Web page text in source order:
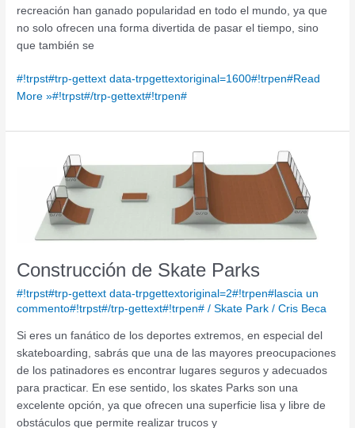
recreación han ganado popularidad en todo el mundo, ya que
no solo ofrecen una forma divertida de pasar el tiempo, sino
que también se
#!trpst#trp-gettext data-trpgettextoriginal=1600#!trpen#Read
More »#!trpst#/trp-gettext#!trpen#
Construcción de Skate Parks
#!trpst#trp-gettext data-trpgettextoriginal=2#!trpen#lascia un
commento#!trpst#/trp-gettext#!trpen# /Skate Park /Cris Beca
Si eres un fanático de los deportes extremos, en especial del
skateboarding, sabrás que una de las mayores preocupaciones
de los patinadores es encontrar lugares seguros y adecuados
para practicar. En ese sentido, los skates Parks son una
excelente opción, ya que ofrecen una superficie lisa y libre de
obstáculos que permite realizar trucos y
Construcción